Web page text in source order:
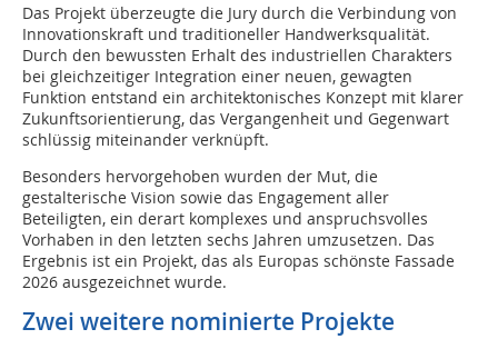
Das Projekt überzeugte die Jury durch die Verbindung von
Innovationskraft und traditioneller Handwerksqualität.
Durch den bewussten Erhalt des industriellen Charakters
bei gleichzeitiger Integration einer neuen, gewagten
Funktion entstand ein architektonisches Konzept mit klarer
Zukunftsorientierung, das Vergangenheit und Gegenwart
schlüssig miteinander verknüpft.
Besonders hervorgehoben wurden der Mut, die
gestalterische Vision sowie das Engagement aller
Beteiligten, ein derart komplexes und anspruchsvolles
Vorhaben in den letzten sechs Jahren umzusetzen. Das
Ergebnis ist ein Projekt, das als Europas schönste Fassade
2026 ausgezeichnet wurde.
Zwei weitere nominierte Projekte